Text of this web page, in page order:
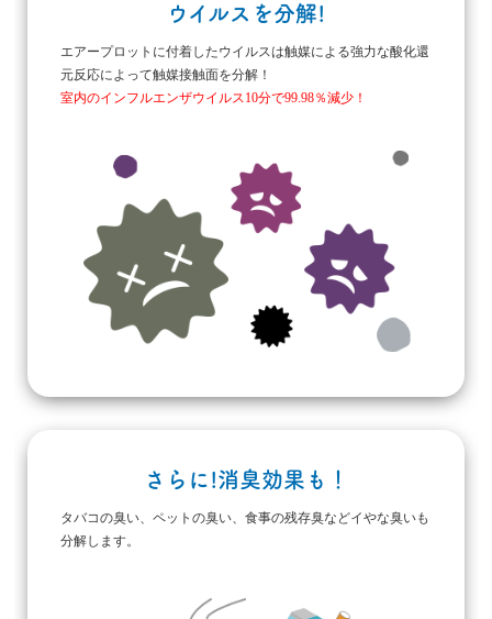
ウイルスを分解!
エアープロットに付着したウイルスは触媒による強力な酸化還
元反応によって触媒接触面を分解！
室内のインフルエンザウイルス10分で99.98％減少！
さらに!消臭効果も！
タバコの臭い、ペットの臭い、食事の残存臭などイやな臭いも
分解します。